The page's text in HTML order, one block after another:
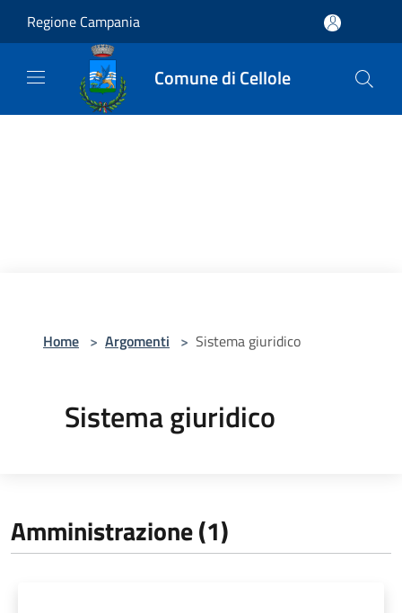
Regione Campania
Comune di Cellole
Home > Argomenti > Sistema giuridico
Sistema giuridico
Amministrazione (1)